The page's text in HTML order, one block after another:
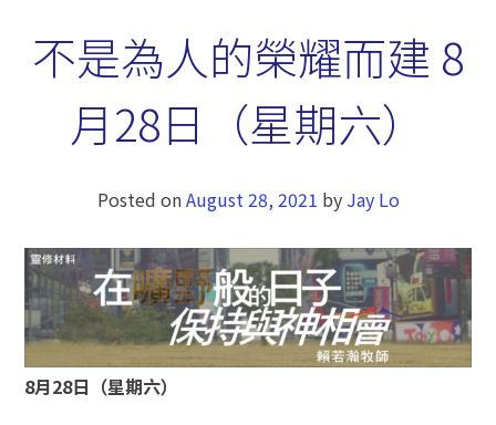
不是為人的榮耀而建 8
月28日（星期六）
Posted onAugust 28, 2021 by Jay Lo
8月28日（星期六）